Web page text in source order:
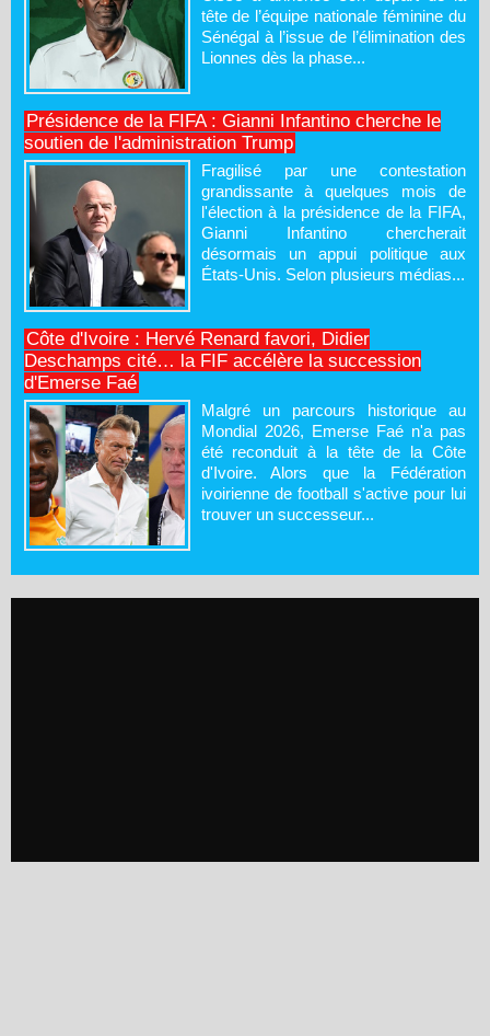
tête de l’équipe nationale féminine du
Sénégal à l’issue de l’élimination des
Lionnes dès la phase...
Présidence de la FIFA : Gianni Infantino cherche le
soutien de l'administration Trump
Fragilisé par une contestation
grandissante à quelques mois de
l'élection à la présidence de la FIFA,
Gianni Infantino chercherait
désormais un appui politique aux
États-Unis. Selon plusieurs médias...
Côte d'Ivoire : Hervé Renard favori, Didier
Deschamps cité… la FIF accélère la succession
d'Emerse Faé
Malgré un parcours historique au
Mondial 2026, Emerse Faé n'a pas
été reconduit à la tête de la Côte
d'Ivoire. Alors que la Fédération
ivoirienne de football s'active pour lui
trouver un successeur...